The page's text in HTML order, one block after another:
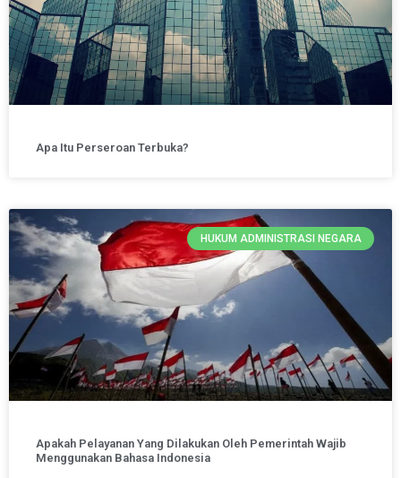
Apa Itu Perseroan Terbuka?
HUKUM ADMINISTRASI NEGARA
Apakah Pelayanan Yang Dilakukan Oleh Pemerintah Wajib
Menggunakan Bahasa Indonesia